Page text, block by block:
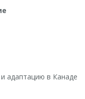
и адаптацию в Канаде